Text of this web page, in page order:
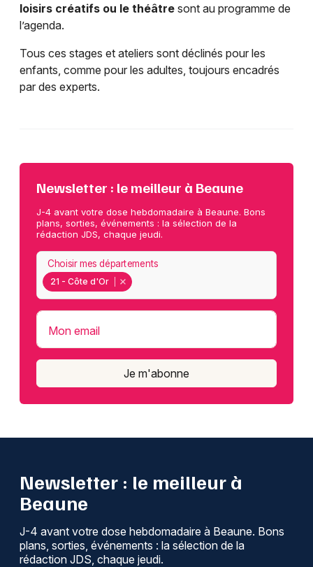
loisirs créatifs ou le théâtre sont au programme de
l’agenda.
Tous ces stages et ateliers sont déclinés pour les
enfants, comme pour les adultes, toujours encadrés
par des experts.
Newsletter : le meilleur à Beaune
J-4 avant votre dose hebdomadaire à Beaune. Bons
plans, sorties, événements : la sélection de la
rédaction JDS, chaque jeudi.
21 - Côte d'Or
Choisir mes départements
Mon email
Je m'abonne
Newsletter : le meilleur à
Beaune
J-4 avant votre dose hebdomadaire à Beaune. Bons
plans, sorties, événements : la sélection de la
rédaction JDS, chaque jeudi.